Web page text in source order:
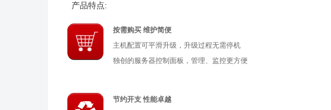
产品特点:
按需购买 维护简便
主机配置可平滑升级，升级过程无需停机
独创的服务器控制面板，管理、监控更方便
节约开支 性能卓越